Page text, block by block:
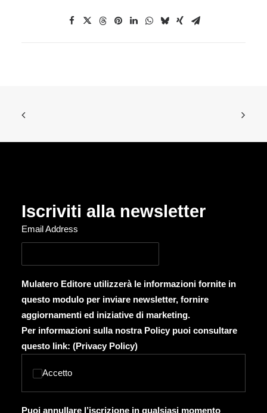
Iscriviti alla newsletter
Email Address
Mulatero Editore utilizzerà le informazioni fornite in
questo modulo per inviare newsletter, fornire
aggiornamenti ed iniziative di marketing.
Per informazioni sulla nostra Policy puoi consultare
questo link: (Privacy Policy)
Accetto
Puoi annullare l’iscrizione in qualsiasi momento